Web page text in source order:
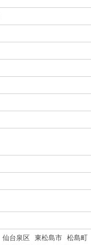
仙台泉区 東松島市
松島町